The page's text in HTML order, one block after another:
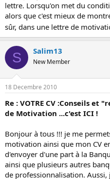
lettre. Lorsqu'on met du
alors que c'est mieux de
sûr, dans une lettre de
S Salim13
New Member
18 Decembre 2010
Re : VOTRE CV :Conseils et
de Motivation ...c'est ICI !
Bonjour à tous !!! je me
motivation ainsi que mon CV
d'envoyer d'une part à la
ainsi que plusieurs autres
de professionnalisation.